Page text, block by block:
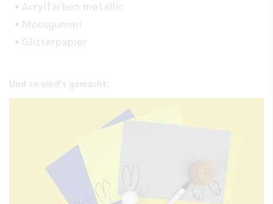
Acrylfarben metallic
Moosgummi
Glitterpapier
Und so wird's gemacht: